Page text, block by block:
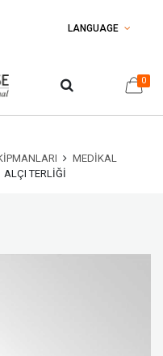
LANGUAGE
0
MEDIKAL
ALÇI TERLIĞI